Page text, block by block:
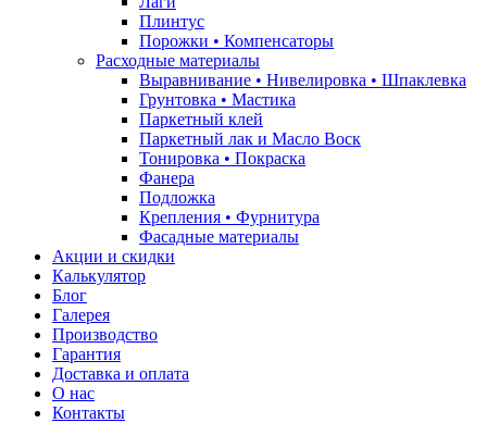
Плинтус
Порожки • Компенсаторы
Расходные материалы
Выравнивание • Нивелировка • Шпаклевка
Грунтовкa • Мастика
Паркетный клей
Паркетный лак и Масло Воск
Тонировка • Покраска
Фанера
Подложка
Крепления • Фурнитура
Фасадные материалы
Акции и скидки
Калькулятор
Блог
Галерея
Производство
Гарантия
Доставка и оплата
О нас
Контакты